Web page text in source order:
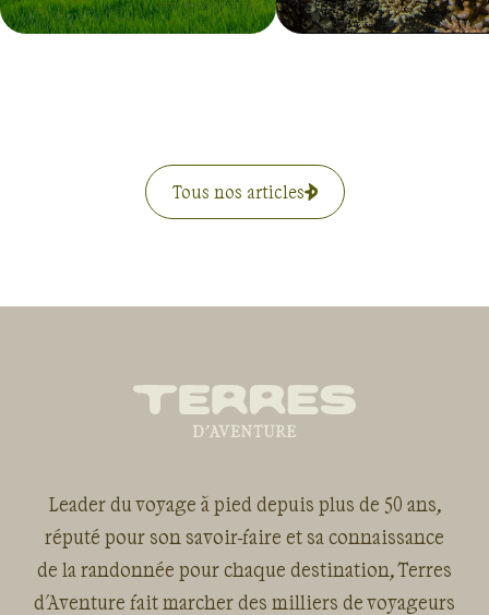
Tous nos articles
Leader du voyage à pied depuis plus de 50 ans,
réputé pour son savoir-faire et sa connaissance
de la randonnée pour chaque destination, Terres
d'Aventure fait marcher des milliers de voyageurs